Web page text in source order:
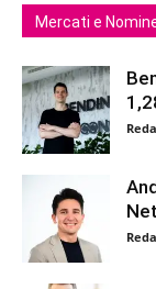
Mercati e